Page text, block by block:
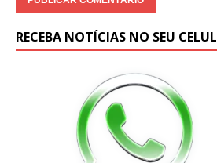
RECEBA NOTÍCIAS NO SEU